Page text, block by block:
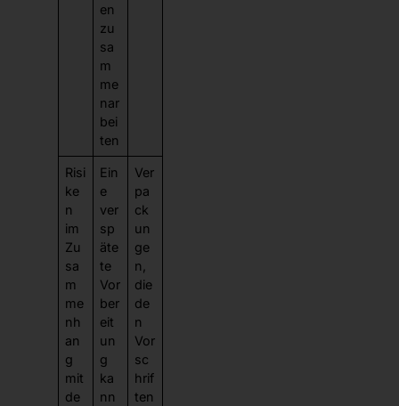
en
zu
sa
m
me
nar
bei
ten
Risi
ke
n
im
Zu
sa
m
me
nh
an
g
mit
de
Ein
e
ver
sp
äte
te
Vor
ber
eit
un
g
ka
nn
Ver
pa
ck
un
ge
n,
die
de
n
Vor
sc
hrif
ten